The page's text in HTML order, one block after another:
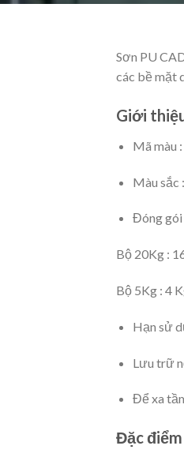
Sơn PU
các bề mặt
Giới
Mã màu
Màu sắc :
Đóng gói
Bộ 20Kg :
Bộ 5Kg : 4
Hạn sử
Lưu trữ
Để xa
Đặc